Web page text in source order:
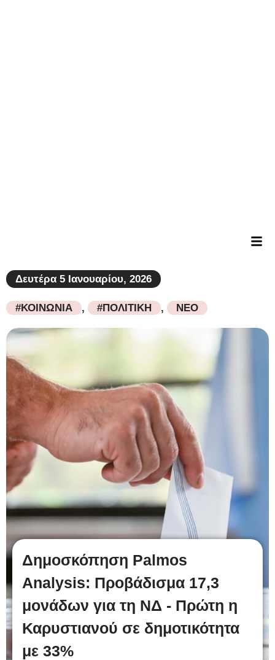
Δευτέρα 5 Ιανουαρίου, 2026
#ΚΟΙΝΩΝΙΑ , #ΠΟΛΙΤΙΚΗ , ΝΕΟ
Δημοσκόπηση Palmos
Analysis: Προβάδισμα 17,3
μονάδων για τη ΝΔ - Πρώτη η
Καρυστιανού σε δημοτικότητα
με 33%